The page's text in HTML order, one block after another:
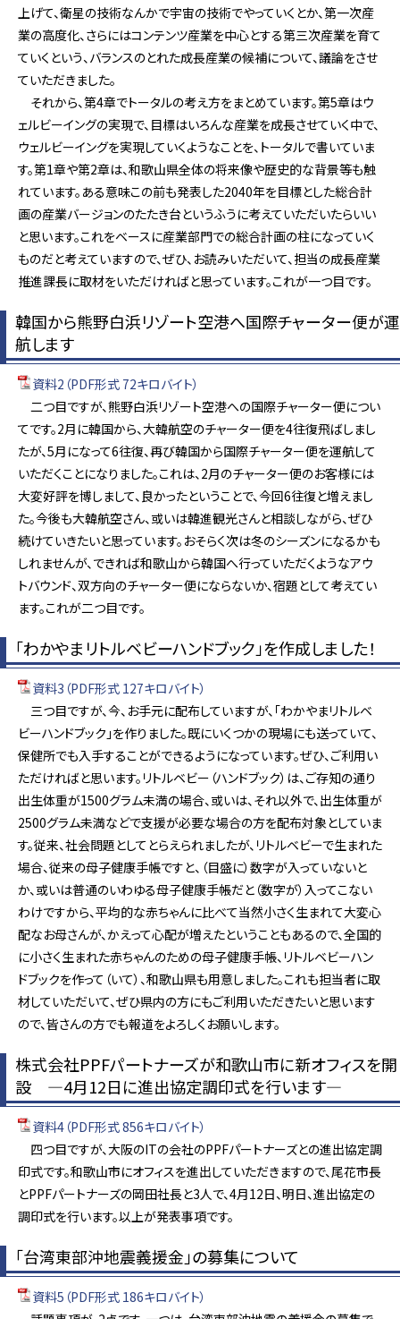
上げて、衛星の技術なんかで宇宙の技術でやっていくとか、第一次産
業の高度化、さらにはコンテンツ産業を中心とする第三次産業を育て
ていくという、バランスのとれた成長産業の候補について、議論をさせ
ていただきました。
それから、第4章でトータルの考え方をまとめています。第5章はウ
ェルビーイングの実現で、目標はいろんな産業を成長させていく中で、
ウェルビーイングを実現していくようなことを、トータルで書いていま
す。第1章や第2章は、和歌山県全体の将来像や歴史的な背景等も触
れています。ある意味この前も発表した2040年を目標とした総合計
画の産業バージョンのたたき台というふうに考えていただいたらいい
と思います。これをベースに産業部門での総合計画の柱になっていく
ものだと考えていますので、ぜひ、お読みいただいて、担当の成長産業
推進課長に取材をいただければと思っています。これが一つ目です。
韓国から熊野白浜リゾート空港へ国際チャーター便が運
航します
資料2（PDF形式 72キロバイト）
二つ目ですが、熊野白浜リゾート空港への国際チャーター便につい
てです。2月に韓国から、大韓航空のチャーター便を4往復飛ばしまし
たが、5月になって6往復、再び韓国から国際チャーター便を運航して
いただくことになりました。これは、2月のチャーター便のお客様には
大変好評を博しまして、良かったということで、今回6往復と増えまし
た。今後も大韓航空さん、或いは韓進観光さんと相談しながら、ぜひ
続けていきたいと思っています。おそらく次は冬のシーズンになるかも
しれませんが、できれば和歌山から韓国へ行っていただくようなアウ
トバウンド、双方向のチャーター便にならないか、宿題として考えてい
ます。これが二つ目です。
「わかやまリトルベビーハンドブック」を作成しました！
資料3（PDF形式 127キロバイト）
三つ目ですが、今、お手元に配布していますが、「わかやまリトルベ
ビーハンドブック」を作りました。既にいくつかの現場にも送っていて、
保健所でも入手することができるようになっています。ぜひ、ご利用い
ただければと思います。リトルベビー（ハンドブック）は、ご存知の通り
出生体重が1500グラム未満の場合、或いは、それ以外で、出生体重が
2500グラム未満などで支援が必要な場合の方を配布対象としていま
す。従来、社会問題としてとらえられましたが、リトルベビーで生まれた
場合、従来の母子健康手帳ですと、（目盛に）数字が入っていないと
か、或いは普通のいわゆる母子健康手帳だと（数字が）入ってこない
わけですから、平均的な赤ちゃんに比べて当然小さく生まれて大変心
配なお母さんが、かえって心配が増えたということもあるので、全国的
に小さく生まれた赤ちゃんのための母子健康手帳、リトルベビーハン
ドブックを作って（いて）、和歌山県も用意しました。これも担当者に取
材していただいて、ぜひ県内の方にもご利用いただきたいと思います
ので、皆さんの方でも報道をよろしくお願いします。
株式会社PPFパートナーズが和歌山市に新オフィスを開
設 ―4月12日に進出協定調印式を行います―
資料4（PDF形式 856キロバイト）
四つ目ですが、大阪のITの会社のPPFパートナーズとの進出協定調
印式です。和歌山市にオフィスを進出していただきますので、尾花市長
とPPFパートナーズの岡田社長と3人で、4月12日、明日、進出協定の
調印式を行います。以上が発表事項です。
「台湾東部沖地震義援金」の募集について
資料5（PDF形式 186キロバイト）